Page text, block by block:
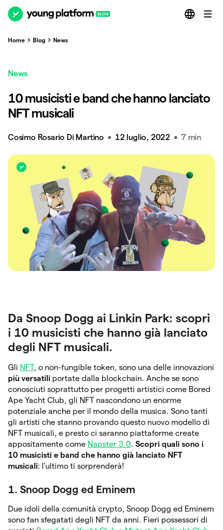
Home Blog News
News
10 musicisti e band che hanno lanciato
NFT musicali
Cosimo Rosario Di Martino 12 luglio, 2022 7 min
Da Snoop Dogg ai Linkin Park: scopri
i 10 musicisti che hanno già lanciato
degli NFT musicali.
Gli NFT, o non-fungible token, sono una delle innovazioni
più versatili portate dalla blockchain. Anche se sono
conosciuti soprattutto per progetti artistici come Bored
Ape Yacht Club, gli NFT nascondono un enorme
potenziale anche per il mondo della musica. Sono tanti
gli artisti che stanno provando questo nuovo modello di
NFT musicali, e presto ci saranno piattaforme create
appositamente come Napster 3.0. Scopri quali sono i
10 musicisti e band che hanno già lanciato NFT
musicali: l’ultimo ti sorprenderà!
1. Snoop Dogg ed Eminem
Due idoli della comunità crypto, Snoop Dogg ed Eminem
sono fan sfegatati degli NFT da anni. Fieri possessori di